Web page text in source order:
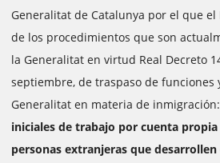
Generalitat de Catalunya por el que el
de los procedimientos que son
la Generalitat en virtud Real Decreto
septiembre, de traspaso de funciones
Generalitat en materia de inmigración:
iniciales de trabajo por cuenta propia
personas extranjeras que